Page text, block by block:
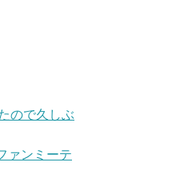
ので久しぶ
ァンミーテ